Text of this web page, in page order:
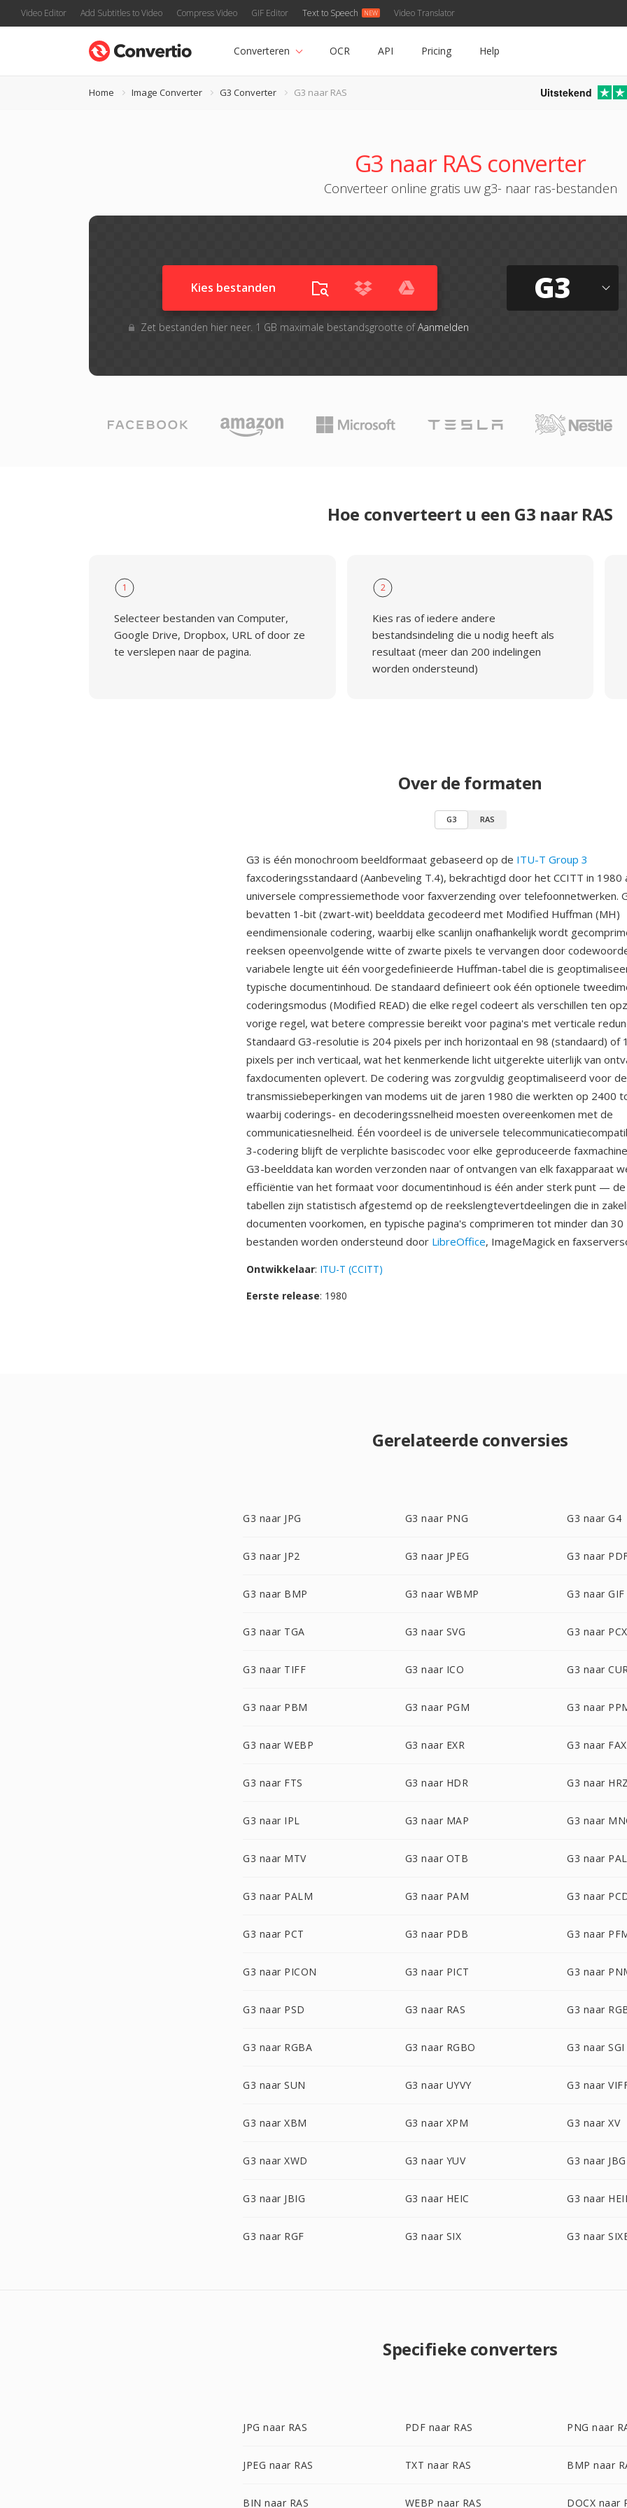
Video Editor Add Subtitles to Video Compress Video GIF Editor Text to Speech Video Translator
Converteren OCR API Pricing Help
Home Image Converter G3 Converter G3 naar RAS Uitstekend
G3 naar RAS converter
Converteer online gratis uw g3- naar ras-bestanden
Kies bestanden
Zet bestanden hier neer. 1 GB maximale bestandsgrootte ofAanmelden
G3
Hoe converteert u een G3 naar RAS
1
Selecteer bestanden van Computer,
Google Drive, Dropbox, URL of door ze
te verslepen naar de pagina.
2
Kies ras of iedere andere
bestandsindeling die u nodig heeft als
resultaat (meer dan 200 indelingen
worden ondersteund)
Over de formaten
G3 RAS
G3 is één monochroom beeldformaat gebaseerd op de ITU-T Group 3
faxcoderingsstandaard (Aanbeveling T.4), bekrachtigd door het CCITT in 1980
universele compressiemethode voor faxverzending over telefoonnetwerken.
bevatten 1-bit (zwart-wit) beelddata gecodeerd met Modified Huffman (MH)
eendimensionale codering, waarbij elke scanlijn onafhankelijk wordt
reeksen opeenvolgende witte of zwarte pixels te vervangen door
variabele lengte uit één voorgedefinieerde Huffman-tabel die is
typische documentinhoud. De standaard definieert ook één optionele
coderingsmodus (Modified READ) die elke regel codeert als verschillen ten
vorige regel, wat betere compressie bereikt voor pagina's met verticale
Standaard G3-resolutie is 204 pixels per inch horizontaal en 98 (standaard) of
pixels per inch verticaal, wat het kenmerkende licht uitgerekte uiterlijk van
faxdocumenten oplevert. De codering was zorgvuldig geoptimaliseerd voor
transmissiebeperkingen van modems uit de jaren 1980 die werkten op 2400
waarbij coderings- en decoderingssnelheid moesten overeenkomen met de
communicatiesnelheid. Één voordeel is de universele
3-codering blijft de verplichte basiscodec voor elke geproduceerde
G3-beelddata kan worden verzonden naar of ontvangen van elk faxapparaat
efficiëntie van het formaat voor documentinhoud is één ander sterk punt —
tabellen zijn statistisch afgestemd op de reekslengtevertdeelingen die in
documenten voorkomen, en typische pagina's comprimeren tot minder dan 30
bestanden worden ondersteund door LibreOffice, ImageMagick en
Ontwikkelaar: ITU-T (CCITT)
Eerste release: 1980
Gerelateerde conversies
G3 naar JPG G3 naar PNG G3 naar G4
G3 naar JP2 G3 naar JPEG G3 naar
G3 naar BMP G3 naar WBMP G3 naar GIF
G3 naar TGA G3 naar SVG G3 naar PCX
G3 naar TIFF G3 naar ICO G3 naar
G3 naar PBM G3 naar PGM G3 naar
G3 naar WEBP G3 naar EXR G3 naar FAX
G3 naar FTS G3 naar HDR G3 naar
G3 naar IPL G3 naar MAP G3 naar
G3 naar MTV G3 naar OTB G3 naar PAL
G3 naar PALM G3 naar PAM G3 naar
G3 naar PCT G3 naar PDB G3 naar
G3 naar PICON G3 naar PICT G3 naar
G3 naar PSD G3 naar RAS G3 naar
G3 naar RGBA G3 naar RGBO G3 naar SGI
G3 naar SUN G3 naar UYVY G3 naar
G3 naar XBM G3 naar XPM G3 naar XV
G3 naar XWD G3 naar YUV G3 naar JBG
G3 naar JBIG G3 naar HEIC G3 naar
G3 naar RGF G3 naar SIX G3 naar
Specifieke converters
JPG naar RAS PDF naar RAS PNG naar
JPEG naar RAS TXT naar RAS BMP naar
BIN naar RAS WEBP naar RAS DOCX naar